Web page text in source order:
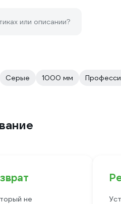
или описании?
Серые 1000 мм
не